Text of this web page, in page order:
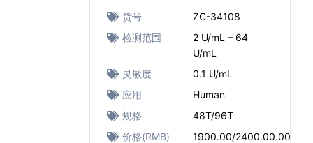
货号
ZC-34108
检测范围
2 U/mL – 64
U/mL
灵敏度
0.1 U/mL
应用
Human
规格
48T/96T
价格(RMB)
1900.00/2400.00.00